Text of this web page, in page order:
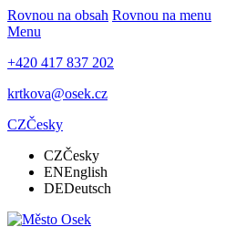
Rovnou na obsah Rovnou na menu
Menu
+420 417 837 202
krtkova@osek.cz
CZČesky
CZČesky
ENEnglish
DEDeutsch